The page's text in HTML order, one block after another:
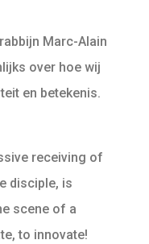
Marc-Alain
over hoe wij
en betekenis.
receiving of
disciple, is
scene of a
to innovate!